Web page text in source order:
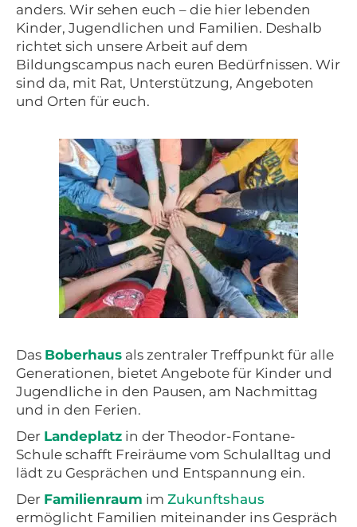
anders. Wir sehen euch – die hier lebenden
Kinder, Jugendlichen und Familien. Deshalb
richtet sich unsere Arbeit auf dem
Bildungscampus nach euren Bedürfnissen. Wir
sind da, mit Rat, Unterstützung, Angeboten
und Orten für euch.
Das Boberhaus als zentraler Treffpunkt für alle
Generationen, bietet Angebote für Kinder und
Jugendliche in den Pausen, am Nachmittag
und in den Ferien.
Der Landeplatz in der Theodor-Fontane-
Schule schafft Freiräume vom Schulalltag und
lädt zu Gesprächen und Entspannung ein.
Der Familienraum im Zukunftshaus
ermöglicht Familien miteinander ins Gespräch